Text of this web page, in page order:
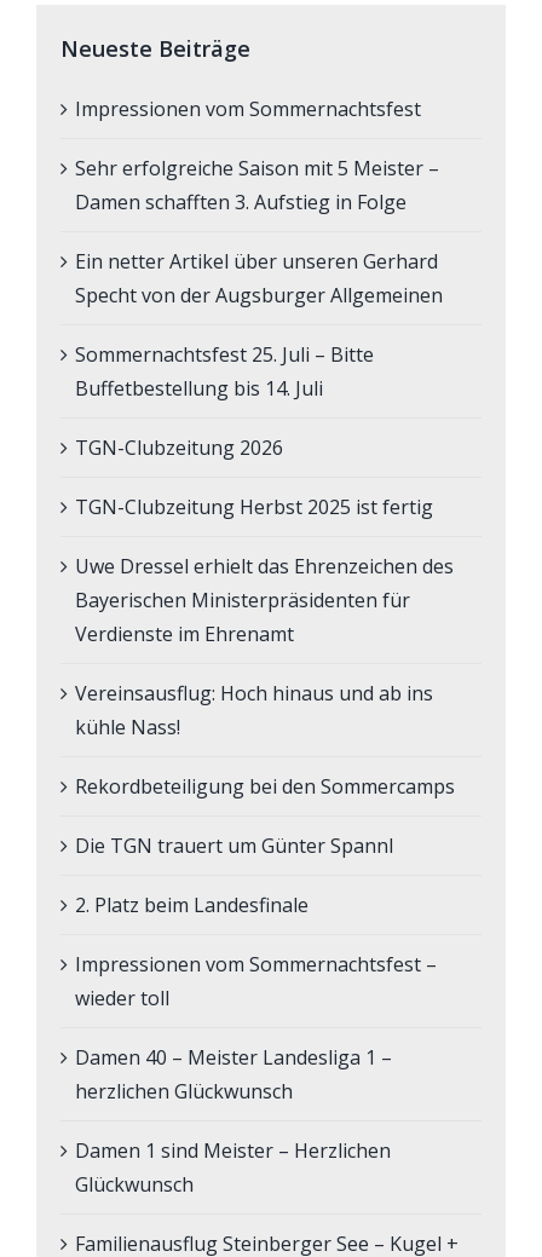
Neueste Beiträge
Impressionen vom Sommernachtsfest
Sehr erfolgreiche Saison mit 5 Meister –
Damen schafften 3. Aufstieg in Folge
Ein netter Artikel über unseren Gerhard
Specht von der Augsburger Allgemeinen
Sommernachtsfest 25. Juli – Bitte
Buffetbestellung bis 14. Juli
TGN-Clubzeitung 2026
TGN-Clubzeitung Herbst 2025 ist fertig
Uwe Dressel erhielt das Ehrenzeichen des
Bayerischen Ministerpräsidenten für
Verdienste im Ehrenamt
Vereinsausflug: Hoch hinaus und ab ins
kühle Nass!
Rekordbeteiligung bei den Sommercamps
Die TGN trauert um Günter Spannl
2. Platz beim Landesfinale
Impressionen vom Sommernachtsfest –
wieder toll
Damen 40 – Meister Landesliga 1 –
herzlichen Glückwunsch
Damen 1 sind Meister – Herzlichen
Glückwunsch
Familienausflug Steinberger See – Kugel +